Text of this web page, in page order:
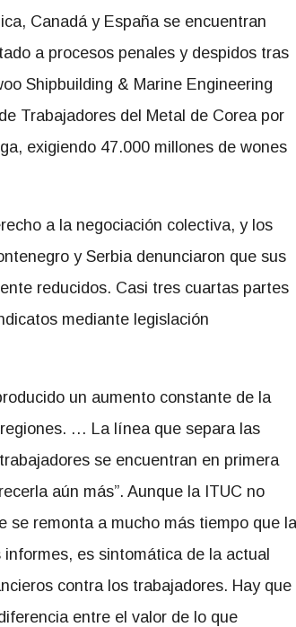
Canadá y España se encuentran
a procesos penales y despidos tras
Shipbuilding & Marine Engineering
Trabajadores del Metal de Corea por
exigiendo 47.000 millones de wones
a la negociación colectiva, y los
y Serbia denunciaron que sus
reducidos. Casi tres cuartas partes
mediante legislación
un aumento constante de la
… La línea que separa las
se encuentran en primera
aún más”. Aunque la ITUC no
se remonta a mucho más tiempo que la
es sintomática de la actual
contra los trabajadores. Hay que
entre el valor de lo que